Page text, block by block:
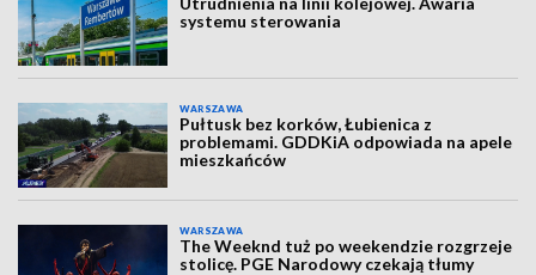
systemu sterowania
WARSZAWA
Pułtusk bez korków, Łubienica z
problemami. GDDKiA odpowiada na apele
mieszkańców
WARSZAWA
The Weeknd tuż po weekendzie rozgrzeje
stolicę. PGE Narodowy czekają tłumy